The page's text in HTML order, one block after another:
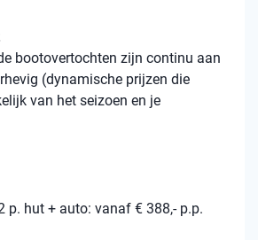
bootovertochten zijn continu aan
(dynamische prijzen die
van het seizoen en je
p. hut + auto: vanaf € 388,- p.p.